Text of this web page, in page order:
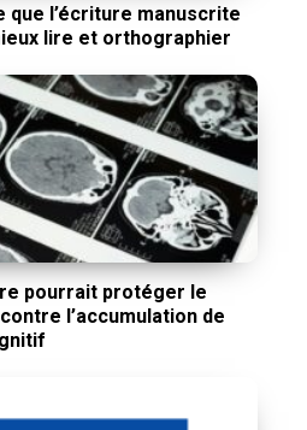
que l’écriture manuscrite
lire et orthographier
pourrait protéger le
l’accumulation de